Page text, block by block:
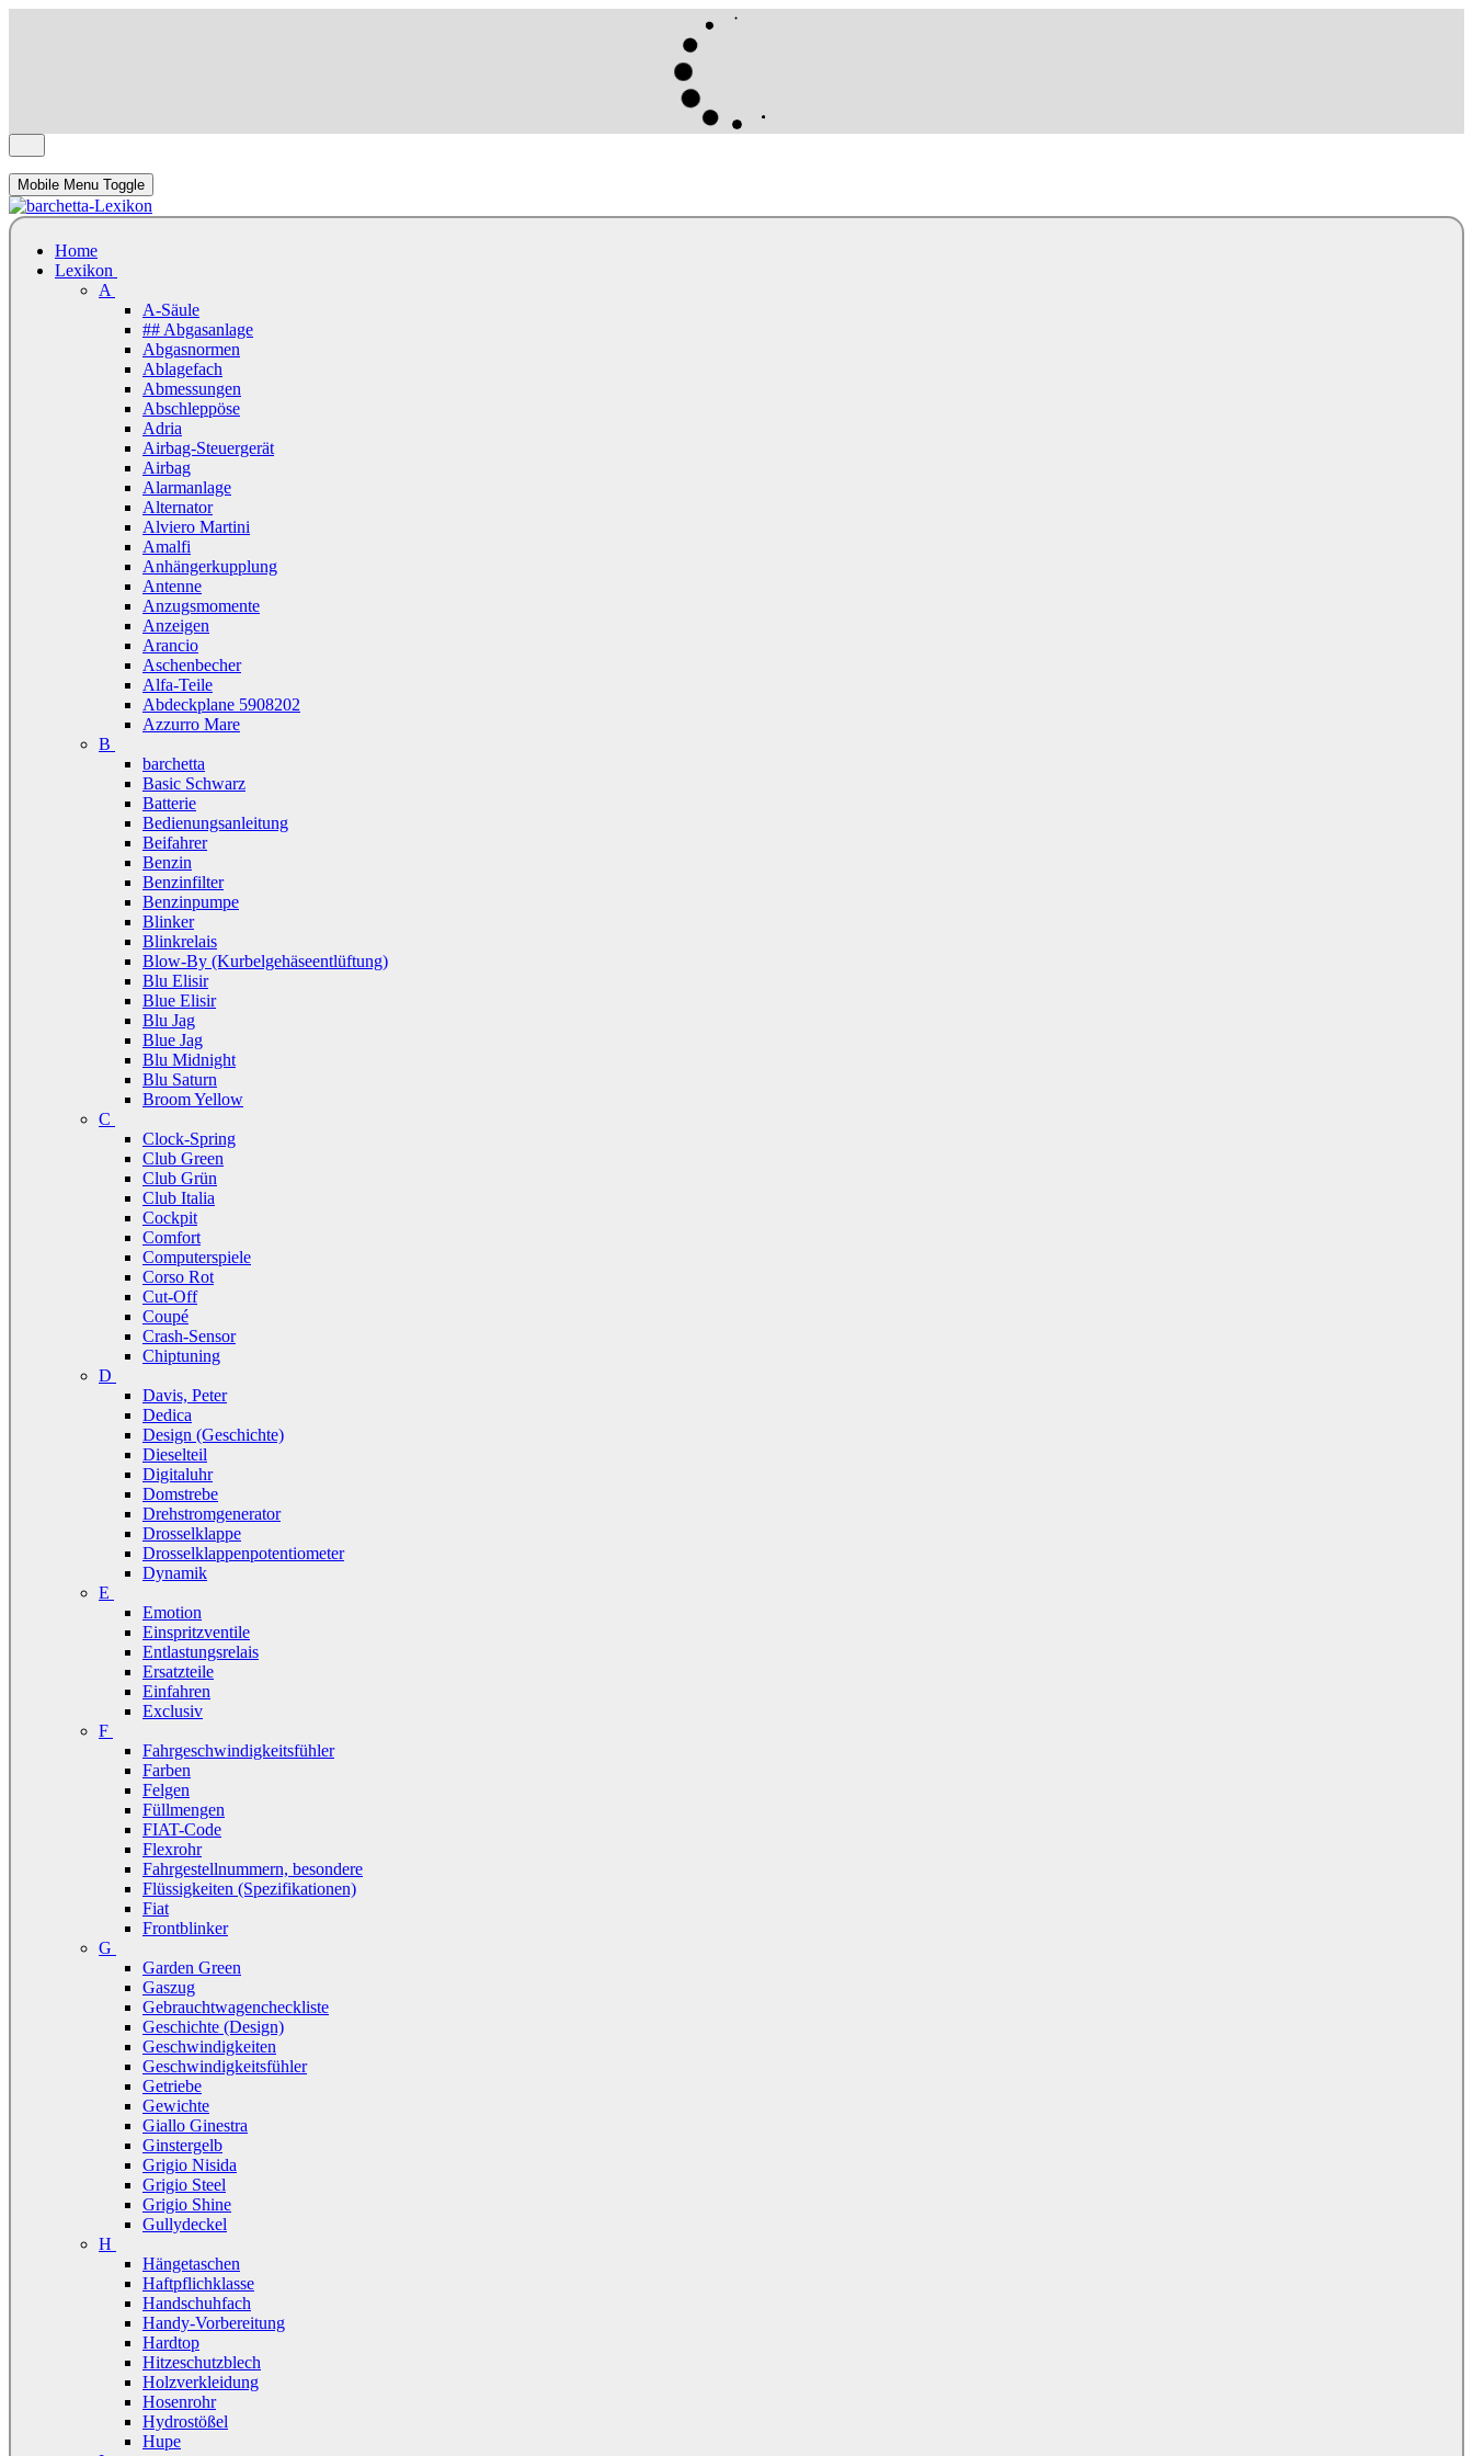
Mobile Menu Toggle
Home
Lexikon
A
A-Säule
## Abgasanlage
Abgasnormen
Ablagefach
Abmessungen
Abschleppöse
Adria
Airbag-Steuergerät
Airbag
Alarmanlage
Alternator
Alviero Martini
Amalfi
Anhängerkupplung
Antenne
Anzugsmomente
Anzeigen
Arancio
Aschenbecher
Alfa-Teile
Abdeckplane 5908202
Azzurro Mare
B
barchetta
Basic Schwarz
Batterie
Bedienungsanleitung
Beifahrer
Benzin
Benzinfilter
Benzinpumpe
Blinker
Blinkrelais
Blow-By (Kurbelgehäseentlüftung)
Blu Elisir
Blue Elisir
Blu Jag
Blue Jag
Blu Midnight
Blu Saturn
Broom Yellow
C
Clock-Spring
Club Green
Club Grün
Club Italia
Cockpit
Comfort
Computerspiele
Corso Rot
Cut-Off
Coupé
Crash-Sensor
Chiptuning
D
Davis, Peter
Dedica
Design (Geschichte)
Dieselteil
Digitaluhr
Domstrebe
Drehstromgenerator
Drosselklappe
Drosselklappenpotentiometer
Dynamik
E
Emotion
Einspritzventile
Entlastungsrelais
Ersatzteile
Einfahren
Exclusiv
F
Fahrgeschwindigkeitsfühler
Farben
Felgen
Füllmengen
FIAT-Code
Flexrohr
Fahrgestellnummern, besondere
Flüssigkeiten (Spezifikationen)
Fiat
Frontblinker
G
Garden Green
Gaszug
Gebrauchtwagencheckliste
Geschichte (Design)
Geschwindigkeiten
Geschwindigkeitsfühler
Getriebe
Gewichte
Giallo Ginestra
Ginstergelb
Grigio Nisida
Grigio Steel
Grigio Shine
Gullydeckel
H
Hängetaschen
Haftpflichklasse
Handschuhfach
Handy-Vorbereitung
Hardtop
Hitzeschutzblech
Holzverkleidung
Hosenrohr
Hydrostößel
Hupe